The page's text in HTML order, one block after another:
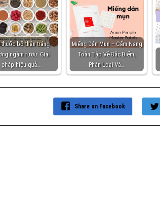
thuốc bổ thận tráng
ngâm rượu: Giải
pháp hiệu quả…
Miếng Dán Mụn – Cẩm Nang
Toàn Tập Về Đặc Điểm,
Phân Loại Và…
Share on Facebook